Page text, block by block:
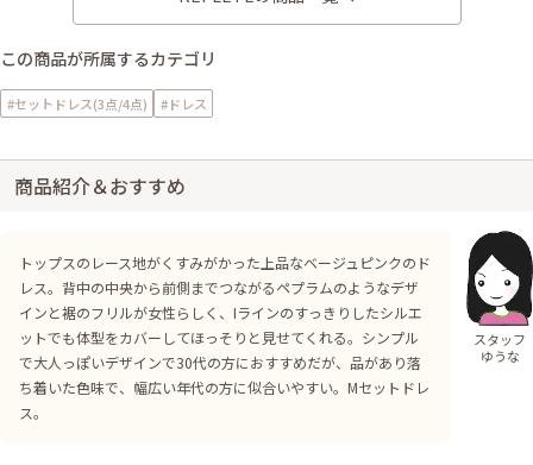
この商品が所属するカテゴリ
#セットドレス(3点/4点) #ドレス
商品紹介＆おすすめ
トップスのレース地がくすみがかった上品なベージュピンクのド
レス。背中の中央から前側までつながるペプラムのようなデザ
インと裾のフリルが女性らしく、Iラインのすっきりしたシルエ
ットでも体型をカバーしてほっそりと見せてくれる。シンプル
で大人っぽいデザインで30代の方におすすめだが、品があり落
ち着いた色味で、幅広い年代の方に似合いやすい。Mセットドレ
ス。
スタッフ
ゆうな